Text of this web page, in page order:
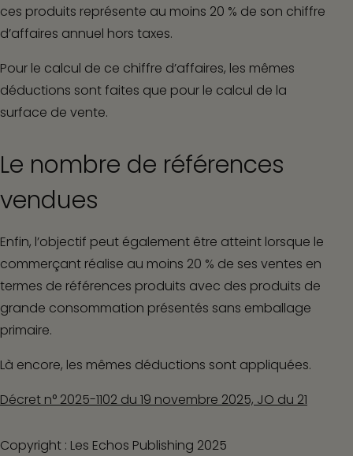
ces produits représente au moins 20 % de son chiffre
d’affaires annuel hors taxes.
Pour le calcul de ce chiffre d’affaires, les mêmes
déductions sont faites que pour le calcul de la
surface de vente.
Le nombre de références
vendues
Enfin, l’objectif peut également être atteint lorsque le
commerçant réalise au moins 20 % de ses ventes en
termes de références produits avec des produits de
grande consommation présentés sans emballage
primaire.
Là encore, les mêmes déductions sont appliquées.
Décret n° 2025-1102 du 19 novembre 2025, JO du 21
Copyright : Les Echos Publishing 2025